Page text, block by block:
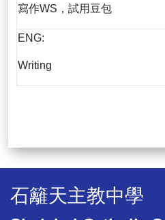
寫作WS，試用豆包
ENG:
Writing
石籬天主教中學